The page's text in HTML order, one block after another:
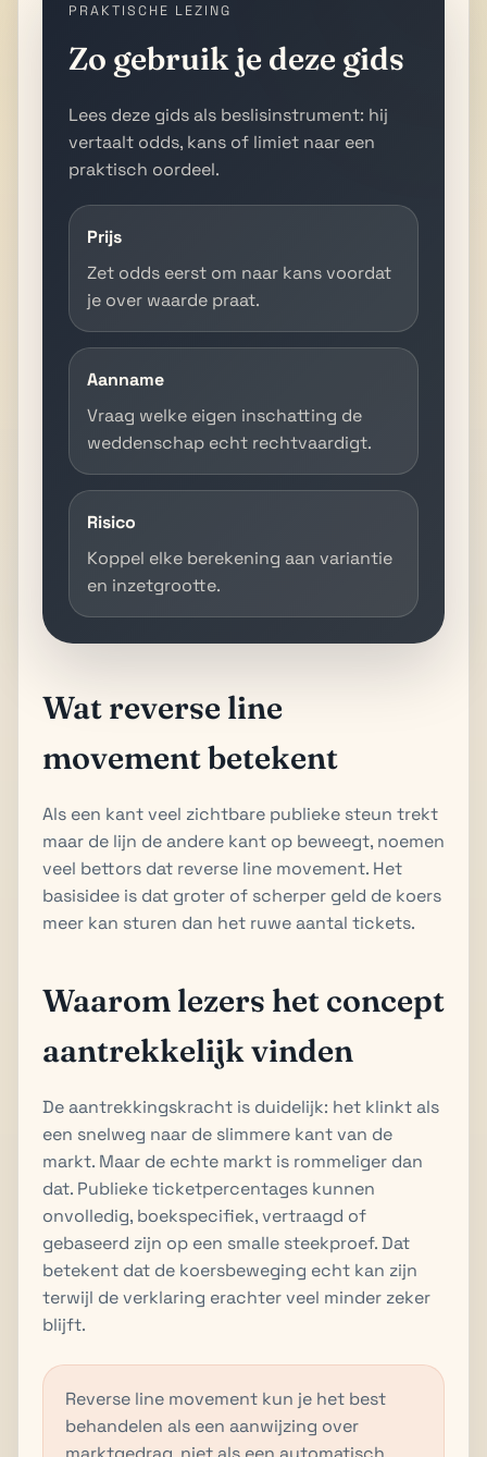
PRAKTISCHE LEZING
Zo gebruik je deze gids
Lees deze gids als beslisinstrument: hij
vertaalt odds, kans of limiet naar een
praktisch oordeel.
Prijs
Zet odds eerst om naar kans voordat
je over waarde praat.
Aanname
Vraag welke eigen inschatting de
weddenschap echt rechtvaardigt.
Risico
Koppel elke berekening aan variantie
en inzetgrootte.
Wat reverse line
movement betekent
Als een kant veel zichtbare publieke steun trekt
maar de lijn de andere kant op beweegt, noemen
veel bettors dat reverse line movement. Het
basisidee is dat groter of scherper geld de koers
meer kan sturen dan het ruwe aantal tickets.
Waarom lezers het concept
aantrekkelijk vinden
De aantrekkingskracht is duidelijk: het klinkt als
een snelweg naar de slimmere kant van de
markt. Maar de echte markt is rommeliger dan
dat. Publieke ticketpercentages kunnen
onvolledig, boekspecifiek, vertraagd of
gebaseerd zijn op een smalle steekproef. Dat
betekent dat de koersbeweging echt kan zijn
terwijl de verklaring erachter veel minder zeker
blijft.
Reverse line movement kun je het best
behandelen als een aanwijzing over